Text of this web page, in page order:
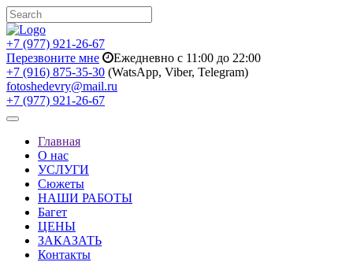
+7 (977) 921-26-67
Перезвоните мне
Ежедневно с 11:00 до 22:00
+7 (916) 875-35-30 (WatsApp, Viber, Telegram)
fotoshedevry@mail.ru
+7 (977) 921-26-67
Toggle
navigationГлавная
О нас
УСЛУГИ
Сюжеты
НАШИ РАБОТЫ
Багет
ЦЕНЫ
ЗАКАЗАТЬ
Контакты